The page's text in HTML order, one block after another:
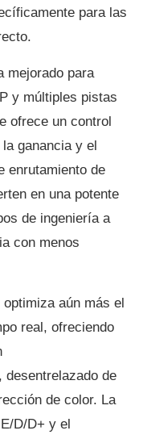
para las
mejorado para
y múltiples pistas
ofrece un control
ganancia y el
enrutamiento de
en una potente
de ingeniería a
con menos
optimiza aún más el
real, ofreciendo
desentrelazado de
de color. La
D/D+ y el